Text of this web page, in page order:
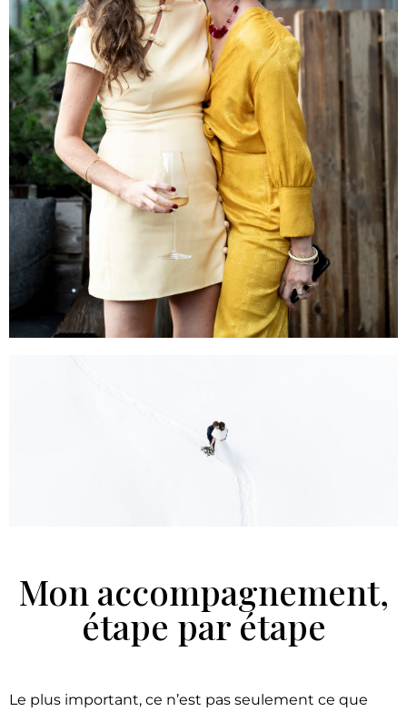
Mon accompagnement,
étape par étape
Le plus important, ce n’est pas seulement ce que